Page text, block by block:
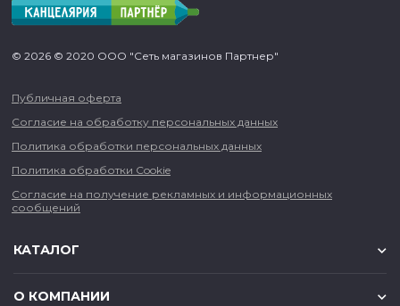
© 2026 © 2020 ООО "Сеть магазинов Партнер"
Публичная оферта
Согласие на обработку персональных данных
Политика обработки персональных данных
Политика обработки Cookie
Согласие на получение рекламных и информационных
сообщений
КАТАЛОГ
О КОМПАНИИ